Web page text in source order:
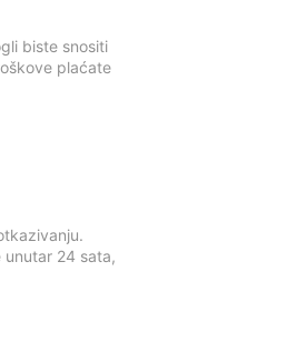
biste snositi
plaćate
24 sata,